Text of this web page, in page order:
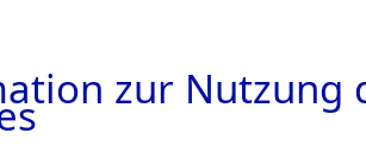
zur Nutzung